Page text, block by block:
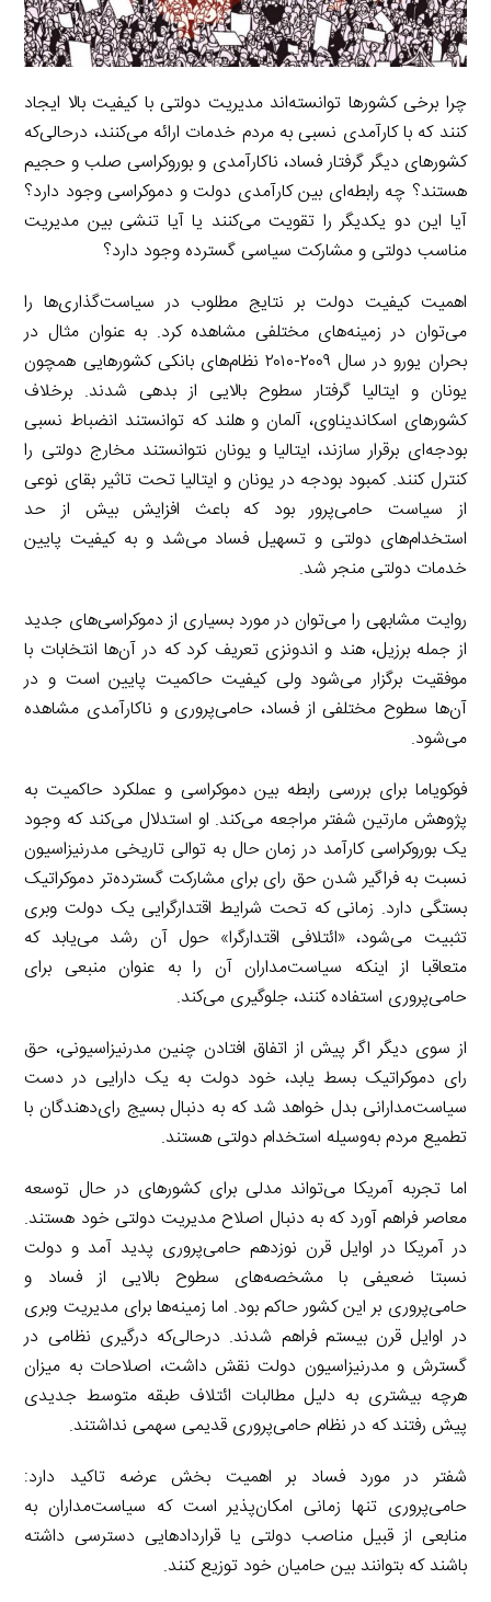
m
چرا برخی کشورها توانسته‌اند مدیریت دولتی با کیفیت بالا ایجاد
کنند که با کارآمدی نسبی به مردم خدمات ارائه می‌کنند، درحالی‌که
کشورهای دیگر گرفتار فساد، ناکارآمدی و بوروکراسی صلب و حجیم
هستند؟ چه رابطه‌ای بین کارآمدی دولت و دموکراسی وجود دارد؟
آیا این دو یکدیگر را تقویت می‌کنند یا آیا تنشی بین مدیریت
مناسب دولتی و مشارکت سیاسی گسترده وجود دارد؟
اهمیت کیفیت دولت بر نتایج مطلوب در سیاست‌گذاری‌ها را
می‌توان در زمینه‌های مختلفی مشاهده کرد. به عنوان مثال در
بحران یورو در سال ۲۰۰۹-۲۰۱۰ نظام‌های بانکی کشورهایی همچون
یونان و ایتالیا گرفتار سطوح بالایی از بدهی شدند. برخلاف
کشورهای اسکاندیناوی، آلمان و هلند که توانستند انضباط نسبی
بودجه‌ای برقرار سازند، ایتالیا و یونان نتوانستند مخارج دولتی را
کنترل کنند. کمبود بودجه در یونان و ایتالیا تحت تاثیر بقای نوعی
از سیاست حامی‌پرور بود که باعث افزایش بیش از حد
استخدام‌های دولتی و تسهیل فساد می‌شد و به کیفیت پایین
خدمات دولتی منجر شد.
روایت مشابهی را می‌توان در مورد بسیاری از دموکراسی‌های جدید
از جمله برزیل، هند و اندونزی تعریف کرد که در آن‌ها انتخابات با
موفقیت برگزار می‌شود ولی کیفیت حاکمیت پایین است و در
آن‌ها سطوح مختلفی از فساد، حامی‌پروری و ناکارآمدی مشاهده
می‌شود.
فوکویاما برای بررسی رابطه بین دموکراسی و عملکرد حاکمیت به
پژوهش مارتین شفتر مراجعه می‌کند. او استدلال می‌کند که وجود
یک بوروکراسی کارآمد در زمان حال به توالی تاریخی مدرنیزاسیون
نسبت به فراگیر شدن حق رای برای مشارکت گسترده‌تر دموکراتیک
بستگی دارد. زمانی که تحت شرایط اقتدارگرایی یک دولت وبری
تثبیت می‌شود، «ائتلافی اقتدارگرا» حول آن رشد می‌یابد که
متعاقبا از اینکه سیاست‌مداران آن را به عنوان منبعی برای
حامی‌پروری استفاده کنند، جلوگیری می‌کند.
از سوی دیگر اگر پیش از اتفاق افتادن چنین مدرنیزاسیونی، حق
رای دموکراتیک بسط یابد، خود دولت به یک دارایی در دست
سیاست‌مدارانی بدل خواهد شد که به دنبال بسیج رای‌دهندگان با
تطمیع مردم به‌وسیله استخدام دولتی هستند.
اما تجربه آمریکا می‌تواند مدلی برای کشورهای در حال توسعه
معاصر فراهم آورد که به دنبال اصلاح مدیریت دولتی خود هستند.
در آمریکا در اوایل قرن نوزدهم حامی‌پروری پدید آمد و دولت
نسبتا ضعیفی با مشخصه‌های سطوح بالایی از فساد و
حامی‌پروری بر این کشور حاکم بود. اما زمینه‌ها برای مدیریت وبری
در اوایل قرن بیستم فراهم شدند. درحالی‌که درگیری نظامی در
گسترش و مدرنیزاسیون دولت نقش داشت، اصلاحات به میزان
هرچه بیشتری به دلیل مطالبات ائتلاف طبقه متوسط جدیدی
پیش رفتند که در نظام حامی‌پروری قدیمی سهمی نداشتند.
شفتر در مورد فساد بر اهمیت بخش عرضه تاکید دارد:
حامی‌پروری تنها زمانی امکان‌پذیر است که سیاست‌مداران به
منابعی از قبیل مناصب دولتی یا قراردادهایی دسترسی داشته
باشند که بتوانند بین حامیان خود توزیع کنند.